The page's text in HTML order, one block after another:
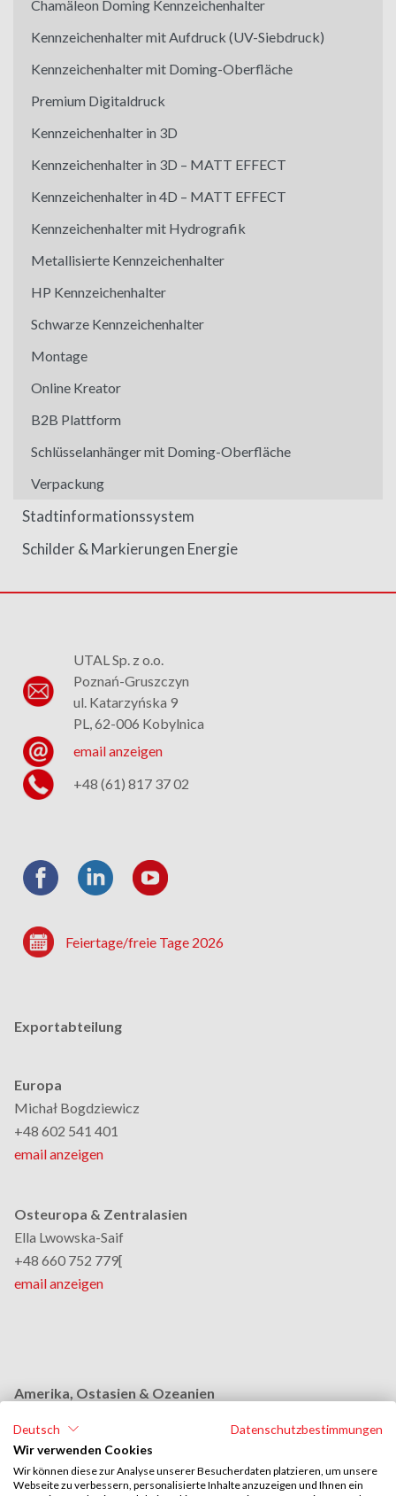
Chamäleon Doming Kennzeichenhalter
Kennzeichenhalter mit Aufdruck (UV-Siebdruck)
Kennzeichenhalter mit Doming-Oberfläche
Premium Digitaldruck
Kennzeichenhalter in 3D
Kennzeichenhalter in 3D – MATT EFFECT
Kennzeichenhalter in 4D – MATT EFFECT
Kennzeichenhalter mit Hydrografik
Metallisierte Kennzeichenhalter
HP Kennzeichenhalter
Schwarze Kennzeichenhalter
Montage
Online Kreator
B2B Plattform
Schlüsselanhänger mit Doming-Oberfläche
Verpackung
Stadtinformationssystem
Schilder & Markierungen Energie
UTAL Sp. z o.o.
Poznań-Gruszczyn
ul. Katarzyńska 9
PL, 62-006 Kobylnica
email anzeigen
+48 (61) 817 37 02
Feiertage/freie Tage 2026
Exportabteilung
Europa
Michał Bogdziewicz
+48 602 541 401
email anzeigen
Osteuropa & Zentralasien
Ella Lwowska-Saif
+48 660 752 779[
email anzeigen
Amerika, Ostasien & Ozeanien
+48 664 954 631
Deutsch
Datenschutzbestimmungen
Wir verwenden Cookies
Wir können diese zur Analyse unserer Besucherdaten platzieren, um unsere
Webseite zu verbessern, personalisierte Inhalte anzuzeigen und Ihnen ein